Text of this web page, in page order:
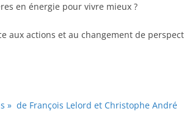
en énergie pour vivre mieux ?
aux actions et au changement de
» de François Lelord et Christophe André